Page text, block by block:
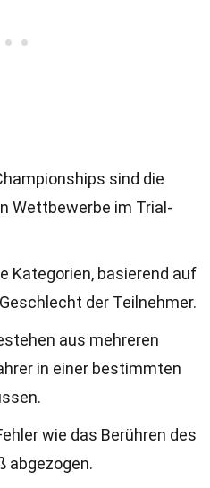
sind die
Wettbewerbe im Trial-
Kategorien, basierend auf
der Teilnehmer.
aus mehreren
in einer bestimmten
wie das Berühren des
abgezogen.